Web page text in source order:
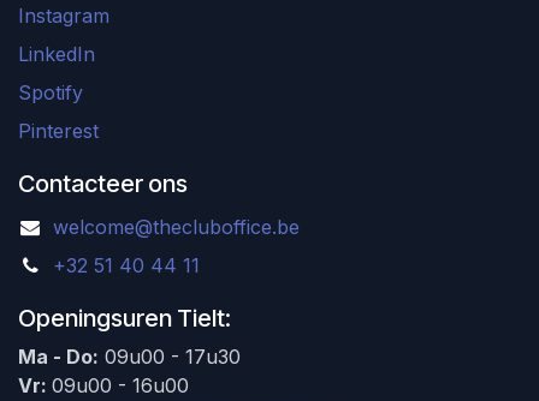
Instagram
LinkedIn
Spotify
Pinterest
Contacteer ons
welcome@thecluboffice.be
+32 51 40 44 11
Openingsuren Tielt:
Ma - Do: 09u00 - 17u30
Vr: 09u00 - 16u00